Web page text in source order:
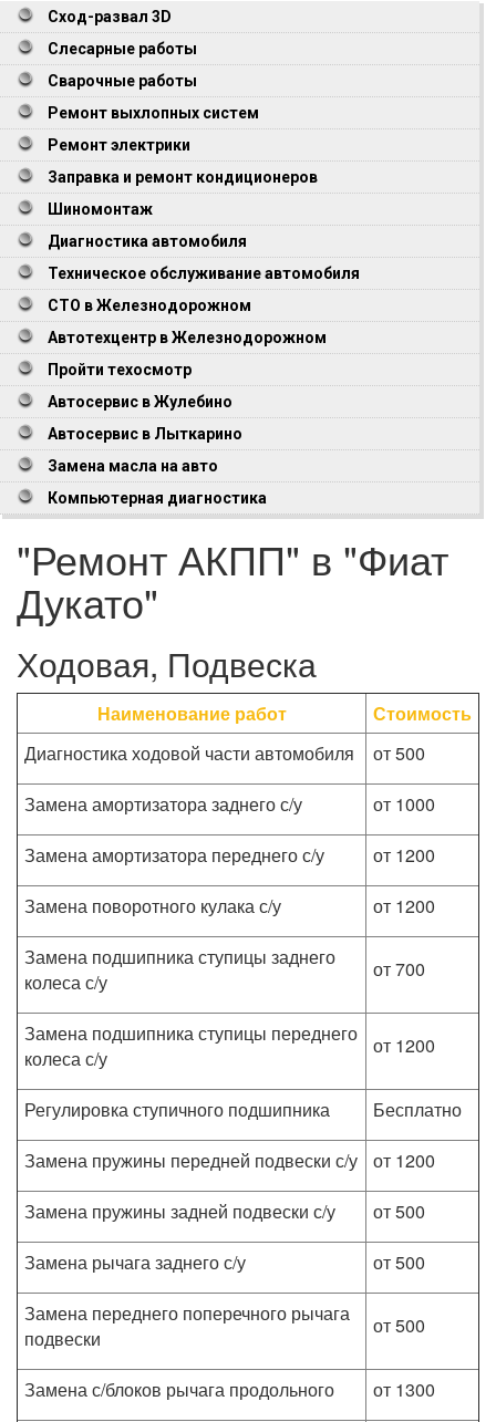
Сход-развал 3D
Слесарные работы
Сварочные работы
Ремонт выхлопных систем
Ремонт электрики
Заправка и ремонт кондиционеров
Шиномонтаж
Диагностика автомобиля
Техническое обслуживание автомобиля
СТО в Железнодорожном
Автотехцентр в Железнодорожном
Пройти техосмотр
Автосервис в Жулебино
Автосервис в Лыткарино
Замена масла на авто
Компьютерная диагностика
"Ремонт АКПП" в "Фиат
Дукато"
Ходовая, Подвеска
Наименование работ
Стоимость
Диагностика ходовой части автомобиля
от 500
Замена амортизатора заднего с/у
от 1000
Замена амортизатора переднего с/у
от 1200
Замена поворотного кулака с/у
от 1200
Замена подшипника ступицы заднего
колеса с/у
от 700
Замена подшипника ступицы переднего
колеса с/у
от 1200
Регулировка ступичного подшипника
Бесплатно
Замена пружины передней подвески с/у
от 1200
Замена пружины задней подвески с/у
от 500
Замена рычага заднего с/у
от 500
Замена переднего поперечного рычага
подвески
от 500
Замена с/блоков рычага продольного
от 1300